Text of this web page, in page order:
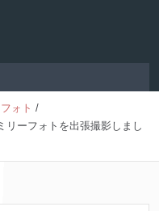
ォト /
リーフォトを出張撮影しまし